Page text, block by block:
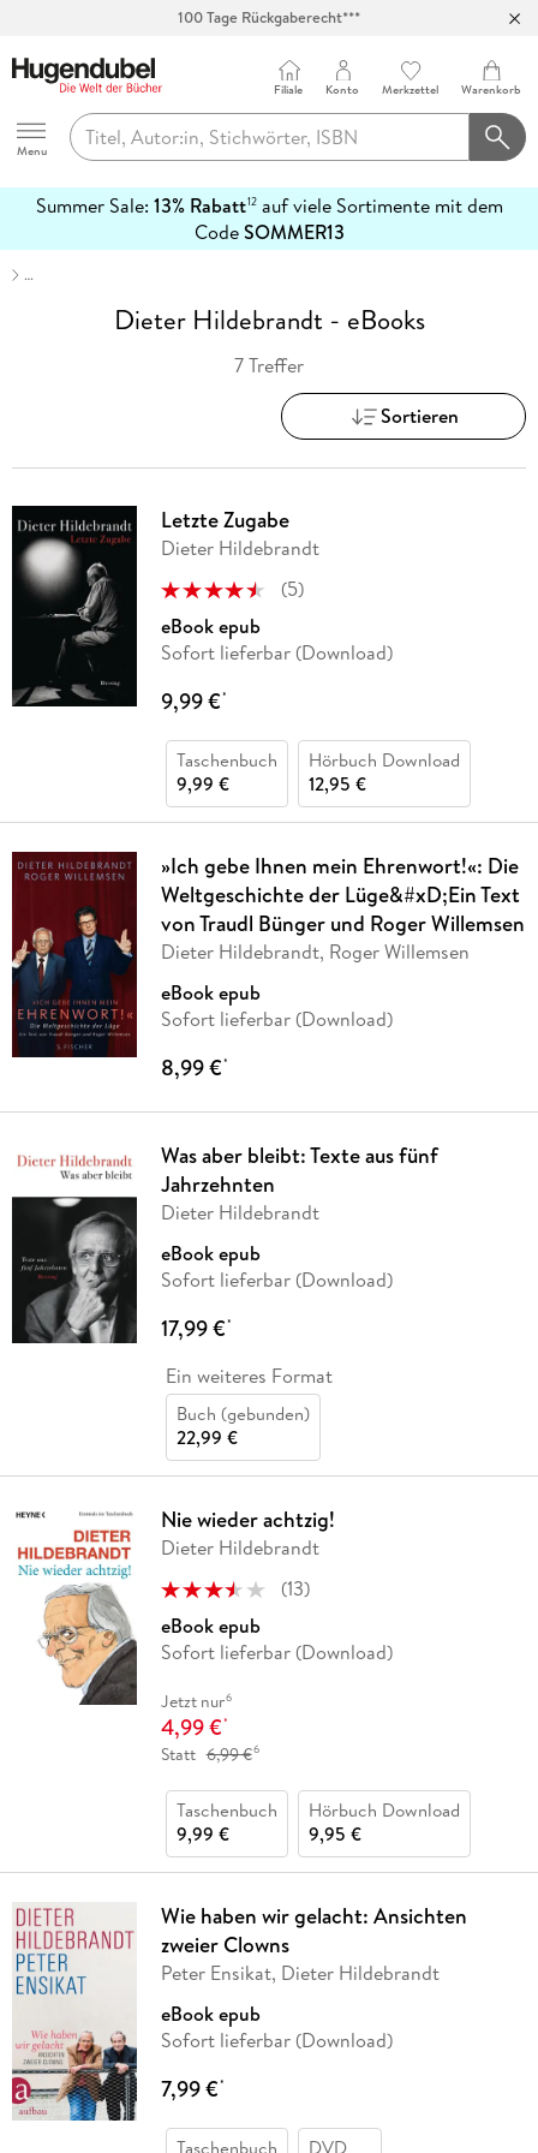
100 Tage Rückgaberecht***
Hugendubel
Menu
Filiale Konto Merkzettel Warenkorb
Summer Sale: 13% Rabatt12auf viele Sortimente mit dem
CodeSOMMER13
erfahren
…
Dieter Hildebrandt - eBooks
7 Treffer
Sortieren
Letzte Zugabe
Dieter Hildebrandt
(5)
eBook epub
Sofort lieferbar (Download)
9,99 €*
Taschenbuch
9,99 €
Hörbuch Download
12,95 €
»Ich gebe Ihnen mein Ehrenwort!«: Die
Weltgeschichte der Lüge&#xD;Ein Text
von Traudl Bünger und Roger Willemsen
Dieter Hildebrandt, Roger Willemsen
eBook epub
Sofort lieferbar (Download)
8,99 €*
Was aber bleibt: Texte aus fünf
Jahrzehnten
Dieter Hildebrandt
eBook epub
Sofort lieferbar (Download)
17,99 €*
Ein weiteres Format
Buch (gebunden)
22,99 €
Nie wieder achtzig!
Dieter Hildebrandt
(13)
eBook epub
Sofort lieferbar (Download)
Jetzt nur6
4,99 €*
Statt 6,99 €6
Taschenbuch
9,99 €
Hörbuch Download
9,95 €
Wie haben wir gelacht: Ansichten
zweier Clowns
Peter Ensikat, Dieter Hildebrandt
eBook epub
Sofort lieferbar (Download)
7,99 €*
Taschenbuch DVD